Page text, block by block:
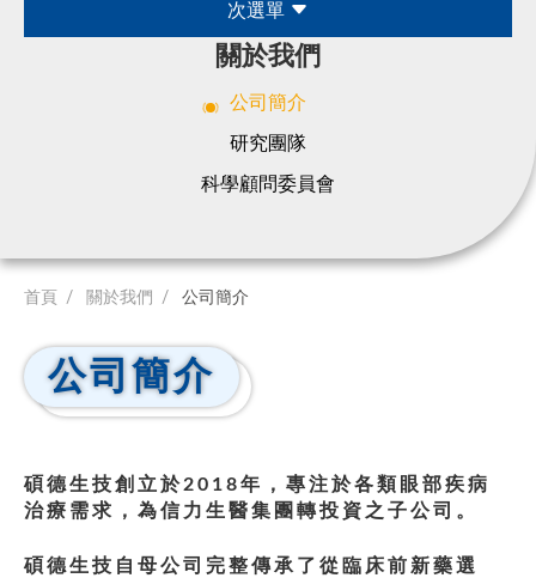
次選單
關於我們
公司簡介
研究團隊
科學顧問委員會
首頁 關於我們 公司簡介
公司簡介
碩德生技創立於2018年，專注於各類眼部疾病
治療需求，為信力生醫集團轉投資之子公司。
碩德生技自母公司完整傳承了從臨床前新藥選